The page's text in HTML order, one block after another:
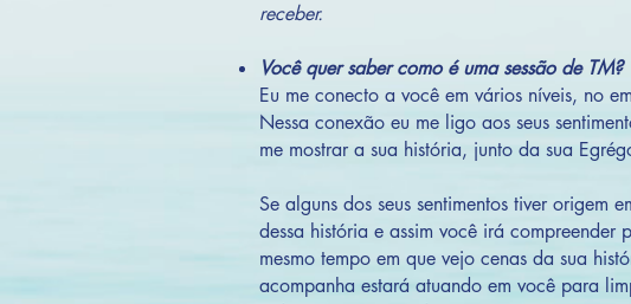
receber.
Você quer saber como é uma sessão de TM?
Eu me conecto a você em vários níveis, no
Nessa conexão eu me ligo aos seus
me mostrar a sua história, junto da sua
Se alguns dos seus sentimentos tiver origem
dessa história e assim você irá compreender
mesmo tempo em que vejo cenas da sua
acompanha estará atuando em você para